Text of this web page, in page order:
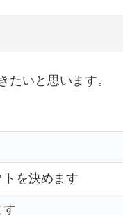
たいと思います。
を決めます
す